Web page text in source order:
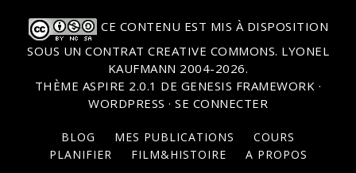
CE CONTENU EST MIS À DISPOSITION
SOUS UN CONTRAT CREATIVE COMMONS. LYONEL
KAUFMANN 2004-2026.
THÈME ASPIRE 2.0.1 DE GENESIS FRAMEWORK ·
WORDPRESS · SE CONNECTER
BLOG MES PUBLICATIONS
COURS
PLANIFIER
FILM&HISTOIRE A PROPOS